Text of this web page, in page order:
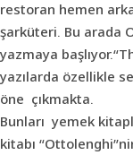
restoran hemen
şarküteri. Bu arada
yazmaya
yazılarda özellikle
öne çıkmakta.
Bunları yemek
kitabı